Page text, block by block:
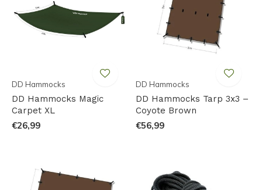
DD Hammocks
DD Hammocks Magic
Carpet XL
€26,99
DD Hammocks
DD Hammocks Tarp 3x3 –
Coyote Brown
€56,99